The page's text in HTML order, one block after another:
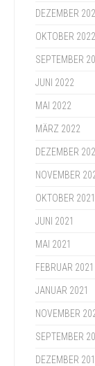
DEZEMBER
OKTOBER 2022
SEPTEMBER
JUNI 2022
MAI 2022
MÄRZ 2022
DEZEMBER
NOVEMBER
OKTOBER 2021
JUNI 2021
MAI 2021
FEBRUAR 2021
JANUAR 2021
NOVEMBER
SEPTEMBER
DEZEMBER